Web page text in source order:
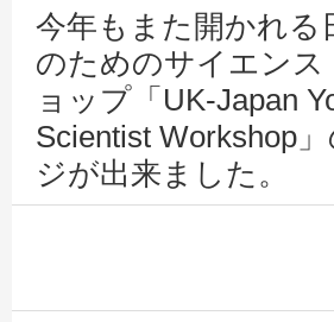
今年もまた開かれる
のためのサイエンス
ョップ「UK-Japan
Scientist Workshop
ジが出来ました。